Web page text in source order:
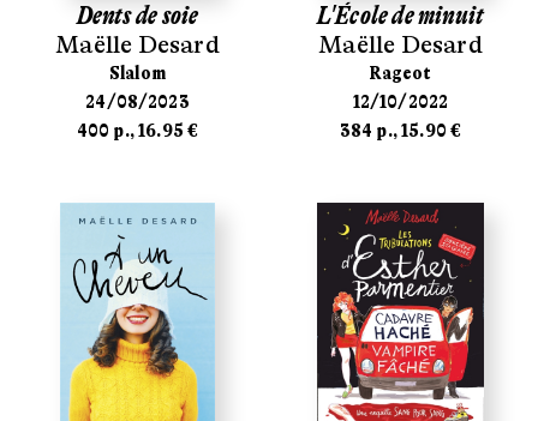
Dents de soie
Maëlle Desard
Slalom
24/08/2023
400 p., 16.95 €
L'École de minuit
Maëlle Desard
Rageot
12/10/2022
384 p., 15.90 €